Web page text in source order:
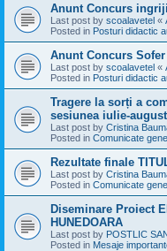
Anunt Concurs
Last post by scoalavetel «
Posted in Posturi didactic
Anunt Concurs Sofer
Last post by scoalavetel «
Posted in Posturi didactic
Tragere la sorți a
sesiunea iulie-
Last post by Cristina
Posted in Comunicate
Rezultate finale
Last post by Cristina
Posted in Comunicate
Diseminare Proiect
HUNEDOARA
Last post by POSTLIC
Posted in Mesaje